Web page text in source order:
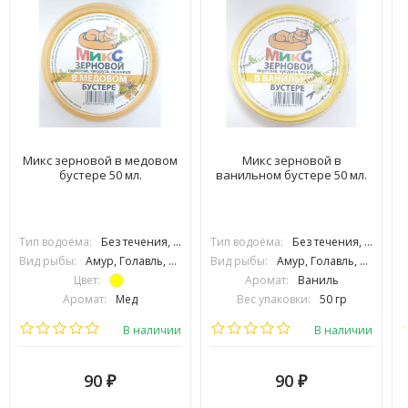
Микс зерновой в медовом
бустере 50 мл.
Тип водоёма:
Без течения, С течением
Вид рыбы:
Амур, Голавль, Густера, Карась, Карп, Лещ, Линь, Плотва, Подлещик, Подуст, Рыбец, Усач, Язь, Сазан, Толстолоб
Цвет:
Аромат:
Мед
Фракция:
В наличии
90 ₽
Микс зерновой в
ванильном бустере 50 мл.
Тип водоёма:
Без течения, С течением
Вид рыбы:
Амур, Голавль, Густера, Карась, Карп, Лещ, Линь, Плотва, Подлещик, Подуст, Язь, Сазан
Аромат:
Ваниль
Вес упаковки:
50 гр
Сезонность:
В наличии
90 ₽